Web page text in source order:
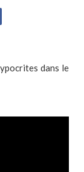
dans le